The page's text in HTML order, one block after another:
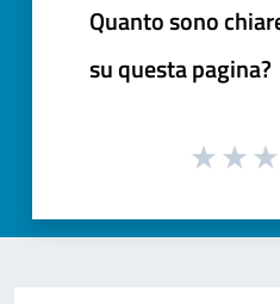
Quanto sono
su questa pagina?